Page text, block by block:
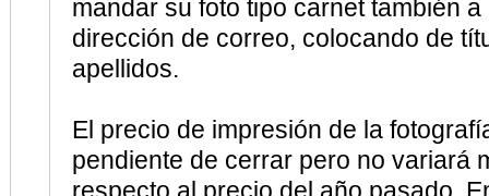
El precio de impresión de la
pendiente de cerrar pero no variará
respecto al precio del año pasado.
tengamos precios definitivos os
detalles.